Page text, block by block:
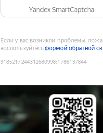
Yandex SmartCaptcha
Если у вас возникли проблемы,
воспользуйтесьформой обратной
9185217244312680998:1786137844